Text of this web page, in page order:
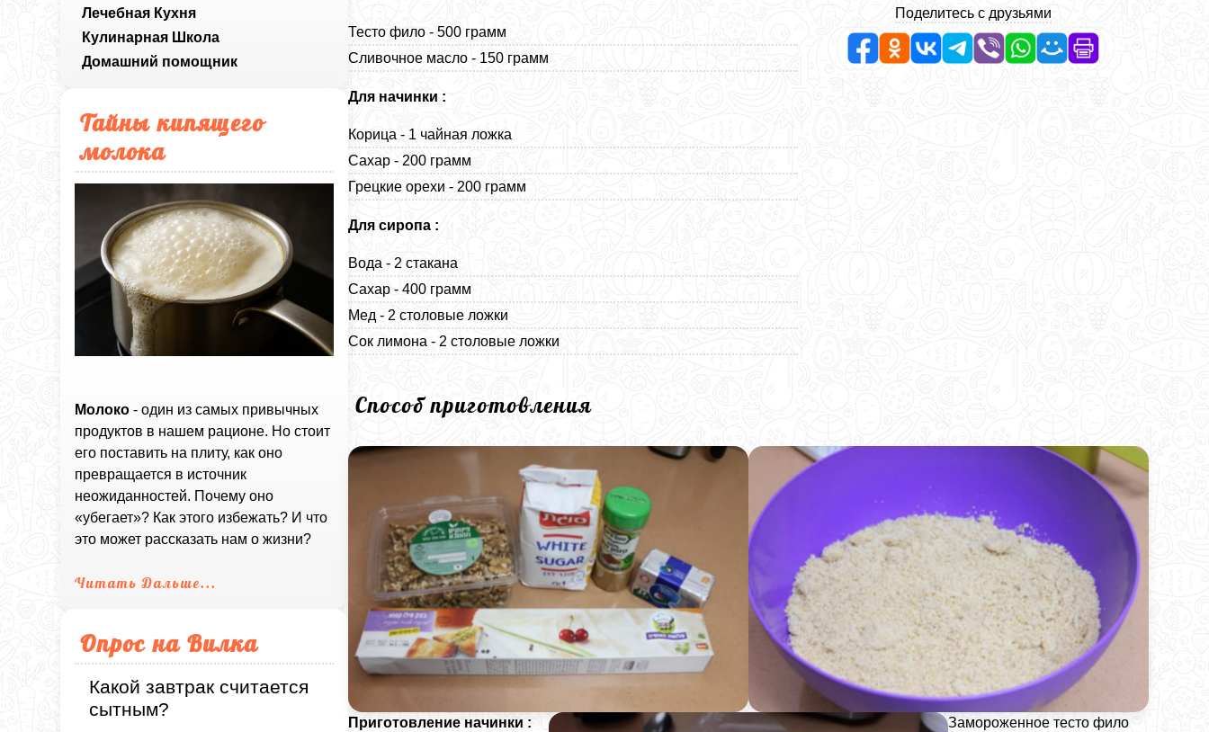
Лечебная Кухня
Кулинарная Школа
Домашний помощник
Тайны кипящего
молока
Молоко - один из самых привычных
продуктов в нашем рационе. Но стоит
его поставить на плиту, как оно
превращается в источник
неожиданностей. Почему оно
«убегает»? Как этого избежать? И что
это может рассказать нам о жизни?
Читать Дальше...
Опрос на Вилка
Какой завтрак считается
сытным?
Тесто фило - 500 грамм
Сливочное масло - 150 грамм
Для начинки :
Корица - 1 чайная ложка
Сахар - 200 грамм
Грецкие орехи - 200 грамм
Для сиропа :
Вода - 2 стакана
Сахар - 400 грамм
Мед - 2 столовые ложки
Сок лимона - 2 столовые ложки
Поделитесь с друзьями
Способ приготовления
Приготовление начинки :
Замороженное тесто фило